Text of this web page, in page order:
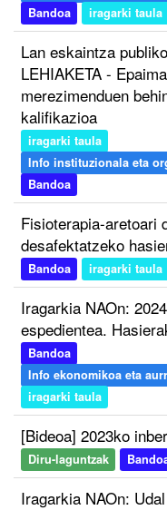
Bandoa
iragarki taula
Lan eskaintza
LEHIAKETA -
merezimenduen
kalifikazioa
iragarki taula
Info instituzionala eta
Bandoa
Fisioterapia-aretoari
desafektatzeko
Bandoa iragarki taula
Iragarkia NAOn:
espedientea.
Bandoa
Info ekonomikoa eta
iragarki taula
[Bideoa] 2023ko
Diru-laguntzak
Iragarkia NAOn: